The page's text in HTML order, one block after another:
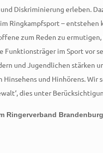
Diskriminierung erleben.
Ringkampfsport –
zum Reden zu
Funktionsträger im Sport
und Jugendlichen
und Hinhörens.
dies unter
Ringerverband Brandenburg